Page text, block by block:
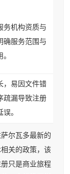
务机构资质与
确服务范围与
，易因文件错
疏漏导致注册
。
尔瓦多最新的
关的政策，该
只是商业旅程